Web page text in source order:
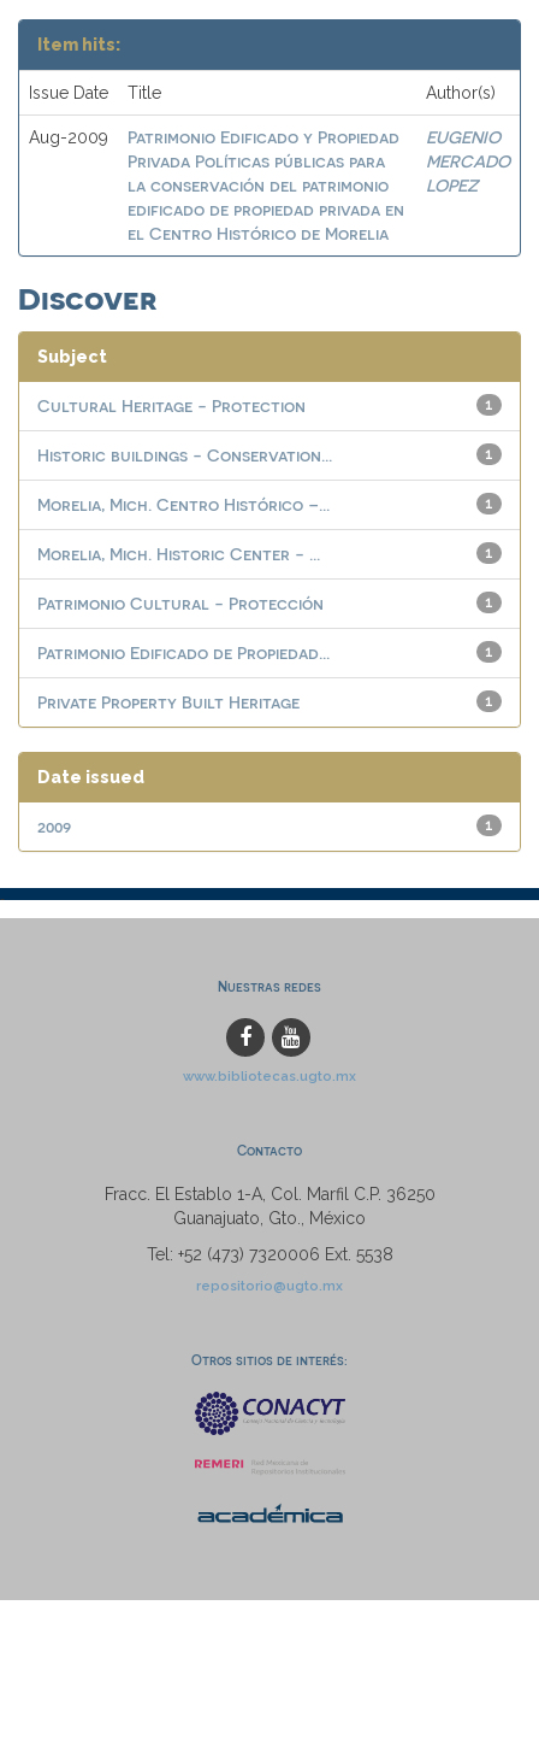
Item hits:
Issue Date Title Author(s)
Aug-2009
Patrimonio Edificado y Propiedad
Privada Políticas públicas para
la conservación del patrimonio
edificado de propiedad privada en
el Centro Histórico de Morelia
EUGENIO
MERCADO
LOPEZ
Discover
Subject
1
Cultural Heritage - Protection
1
Historic buildings - Conservation...
1
Morelia, Mich. Centro Histórico –...
1
Morelia, Mich. Historic Center - ...
1
Patrimonio Cultural - Protección
1
Patrimonio Edificado de Propiedad...
1
Private Property Built Heritage
Date issued
1
2009
Nuestras redes
www.bibliotecas.ugto.mx
Contacto
Fracc. El Establo 1-A, Col. Marfil C.P. 36250
Guanajuato, Gto., México
Tel: +52 (473) 7320006 Ext. 5538
repositorio@ugto.mx
Otros sitios de interés: